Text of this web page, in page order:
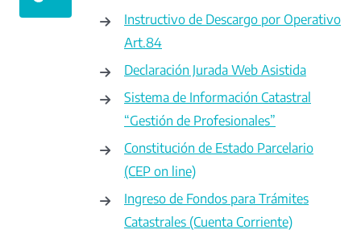
Instructivo de Descargo por Operativo
Art.84
Declaración Jurada Web Asistida
Sistema de Información Catastral
“Gestión de Profesionales”
Constitución de Estado Parcelario
(CEP on line)
Ingreso de Fondos para Trámites
Catastrales (Cuenta Corriente)